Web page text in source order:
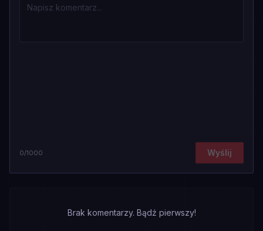
0/1000 Wyślij
Brak komentarzy. Bądź pierwszy!